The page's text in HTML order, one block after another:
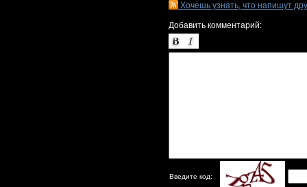
Хочешь узнать, что напишут
Добавить комментарий:
Введите код: